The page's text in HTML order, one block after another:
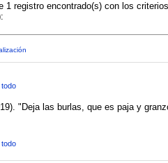
1 registro encontrado(s) con los
"Deja las burlas, que es paja y